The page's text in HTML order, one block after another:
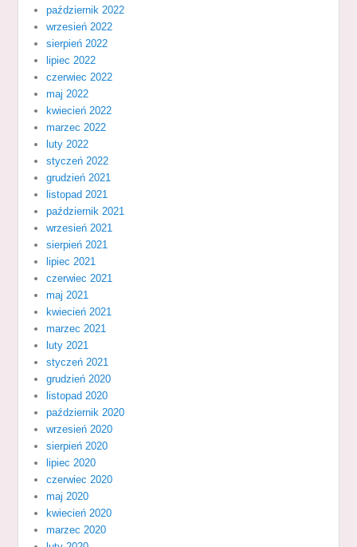
październik 2022
wrzesień 2022
sierpień 2022
lipiec 2022
czerwiec 2022
maj 2022
kwiecień 2022
marzec 2022
luty 2022
styczeń 2022
grudzień 2021
listopad 2021
październik 2021
wrzesień 2021
sierpień 2021
lipiec 2021
czerwiec 2021
maj 2021
kwiecień 2021
marzec 2021
luty 2021
styczeń 2021
grudzień 2020
listopad 2020
październik 2020
wrzesień 2020
sierpień 2020
lipiec 2020
czerwiec 2020
maj 2020
kwiecień 2020
marzec 2020